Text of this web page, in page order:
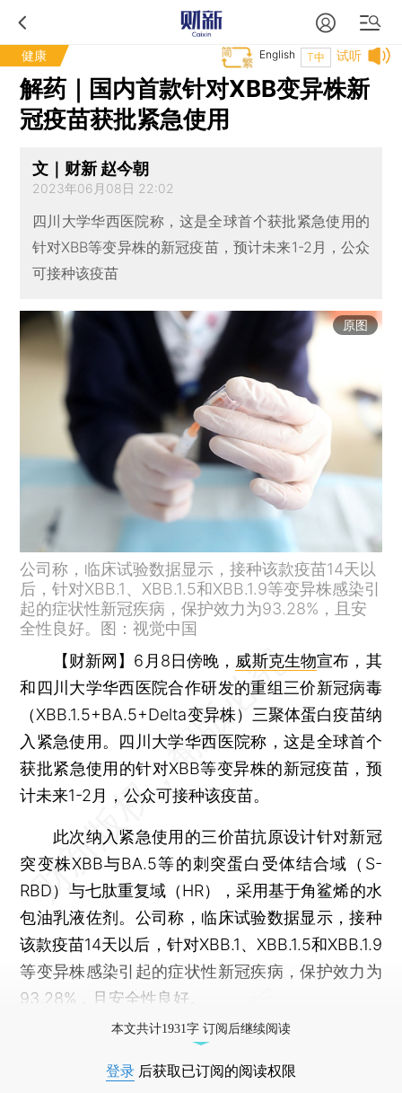
健康 试听
T中
English
解药｜国内首款针对XBB变异株新
冠疫苗获批紧急使用
文｜财新 赵今朝
2023年06月08日 22:02
四川大学华西医院称，这是全球首个获批紧急使用的
针对XBB等变异株的新冠疫苗，预计未来1-2月，公众
可接种该疫苗
原图
公司称，临床试验数据显示，接种该款疫苗14天以
后，针对XBB.1、XBB.1.5和XBB.1.9等变异株感染引
起的症状性新冠疾病，保护效力为93.28%，且安
全性良好。图：视觉中国
【财新网】 6月8日傍晚， 威斯克生物宣布，其
和四川大学华西医院合作研发的重组三价新冠病毒
（XBB.1.5+BA.5+Delta变异株）三聚体蛋白疫苗纳
入紧急使用。四川大学华西医院称，这是全球首个
获批紧急使用的针对XBB等变异株的新冠疫苗，预
计未来1-2月，公众可接种该疫苗。
此次纳入紧急使用的三价苗抗原设计针对新冠
突变株XBB与BA.5等的刺突蛋白受体结合域（S-
RBD）与七肽重复域（HR），采用基于角鲨烯的水
包油乳液佐剂。公司称，临床试验数据显示，接种
该款疫苗14天以后，针对XBB.1、XBB.1.5和XBB.1.9
等变异株感染引起的症状性新冠疾病，保护效力为
93.28%，且安全性良好。
本文共计1931字 订阅后继续阅读
登录 后获取已订阅的阅读权限